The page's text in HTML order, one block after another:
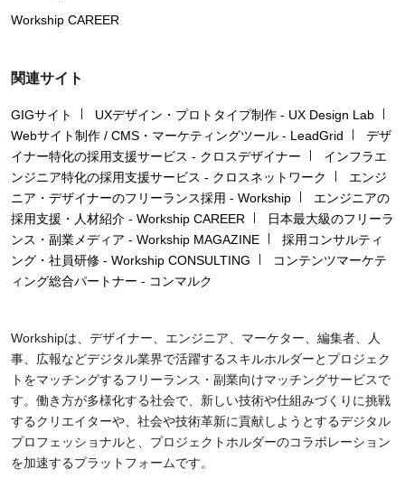
Workship CAREER
関連サイト
GIGサイト
UXデザイン・プロトタイプ制作 - UX Design Lab
Webサイト制作 / CMS・マーケティングツール - LeadGrid
デザ
イナー特化の採用支援サービス - クロスデザイナー
インフラエ
ンジニア特化の採用支援サービス - クロスネットワーク
エンジ
ニア・デザイナーのフリーランス採用 - Workship
エンジニアの
採用支援・人材紹介 - Workship CAREER
日本最大級のフリーラ
ンス・副業メディア - Workship MAGAZINE
採用コンサルティ
ング・社員研修 - Workship CONSULTING
コンテンツマーケテ
ィング総合パートナー - コンマルク
Workshipは、デザイナー、エンジニア、マーケター、編集者、人
事、広報などデジタル業界で活躍するスキルホルダーとプロジェク
トをマッチングするフリーランス・副業向けマッチングサービスで
す。働き方が多様化する社会で、新しい技術や仕組みづくりに挑戦
するクリエイターや、社会や技術革新に貢献しようとするデジタル
プロフェッショナルと、プロジェクトホルダーのコラボレーション
を加速するプラットフォームです。